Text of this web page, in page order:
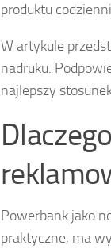
produktu
W artykule
nadruku.
najlepszy
Powerbank jako
praktyczne, ma